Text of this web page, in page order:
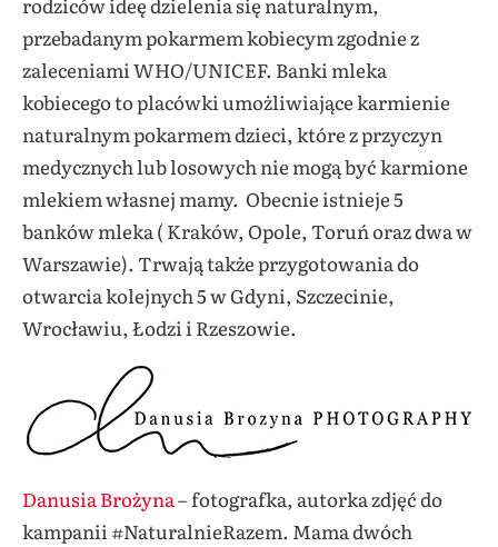
przebadanym pokarmem kobiecym zgodnie z
zaleceniami WHO/UNICEF. Banki mleka
kobiecego to placówki umożliwiające karmienie
naturalnym pokarmem dzieci, które z przyczyn
medycznych lub losowych nie mogą być karmione
mlekiem własnej mamy. Obecnie istnieje 5
banków mleka ( Kraków, Opole, Toruń oraz dwa w
Warszawie). Trwają także przygotowania do
otwarcia kolejnych 5 w Gdyni, Szczecinie,
Wrocławiu, Łodzi i Rzeszowie.
Danusia Brożyna– fotografka, autorka zdjęć do
kampanii #NaturalnieRazem. Mama dwóch